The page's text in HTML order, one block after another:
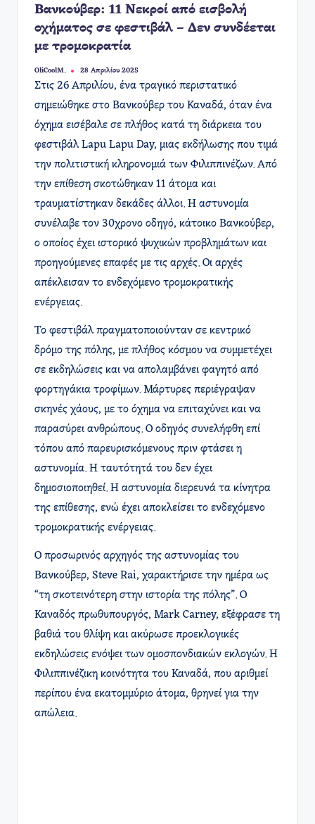
Βανκούβερ: 11 Νεκροί από εισβολή
οχήματος σε φεστιβάλ – Δεν συνδέεται
με τρομοκρατία
Συγγραφέας:
OliCoolM. 28 Απριλίου 2025
​Στις 26 Απριλίου, ένα τραγικό περιστατικό
σημειώθηκε στο Βανκούβερ του Καναδά, όταν ένα
όχημα εισέβαλε σε πλήθος κατά τη διάρκεια του
φεστιβάλ Lapu Lapu Day, μιας εκδήλωσης που τιμά
την πολιτιστική κληρονομιά των Φιλιππινέζων. Από
την επίθεση σκοτώθηκαν 11 άτομα και
τραυματίστηκαν δεκάδες άλλοι. Η αστυνομία
συνέλαβε τον 30χρονο οδηγό, κάτοικο Βανκούβερ,
ο οποίος έχει ιστορικό ψυχικών προβλημάτων και
προηγούμενες επαφές με τις αρχές. Οι αρχές
απέκλεισαν το ενδεχόμενο τρομοκρατικής
ενέργειας.
Το φεστιβάλ πραγματοποιούνταν σε κεντρικό
δρόμο της πόλης, με πλήθος κόσμου να συμμετέχει
σε εκδηλώσεις και να απολαμβάνει φαγητό από
φορτηγάκια τροφίμων. Μάρτυρες περιέγραψαν
σκηνές χάους, με το όχημα να επιταχύνει και να
παρασύρει ανθρώπους. Ο οδηγός συνελήφθη επί
τόπου από παρευρισκόμενους πριν φτάσει η
αστυνομία. Η ταυτότητά του δεν έχει
δημοσιοποιηθεί. Η αστυνομία διερευνά τα κίνητρα
της επίθεσης, ενώ έχει αποκλείσει το ενδεχόμενο
τρομοκρατικής ενέργειας.​
Ο προσωρινός αρχηγός της αστυνομίας του
Βανκούβερ, Steve Rai, χαρακτήρισε την ημέρα ως
“τη σκοτεινότερη στην ιστορία της πόλης”. Ο
Καναδός πρωθυπουργός, Mark Carney, εξέφρασε τη
βαθιά του θλίψη και ακύρωσε προεκλογικές
εκδηλώσεις ενόψει των ομοσπονδιακών εκλογών. Η
Φιλιππινέζικη κοινότητα του Καναδά, που αριθμεί
περίπου ένα εκατομμύριο άτομα, θρηνεί για την
απώλεια.​